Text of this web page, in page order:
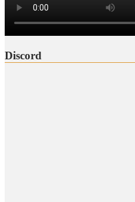
Discord